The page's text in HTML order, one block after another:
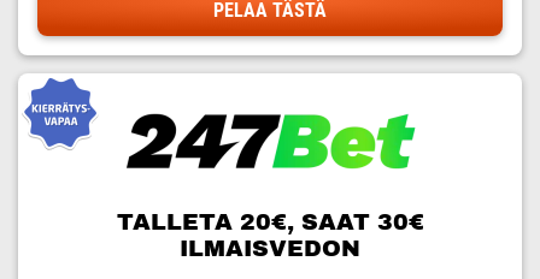
PELAA TÄSTÄ
TALLETA 20€, SAAT 30€
ILMAISVEDON